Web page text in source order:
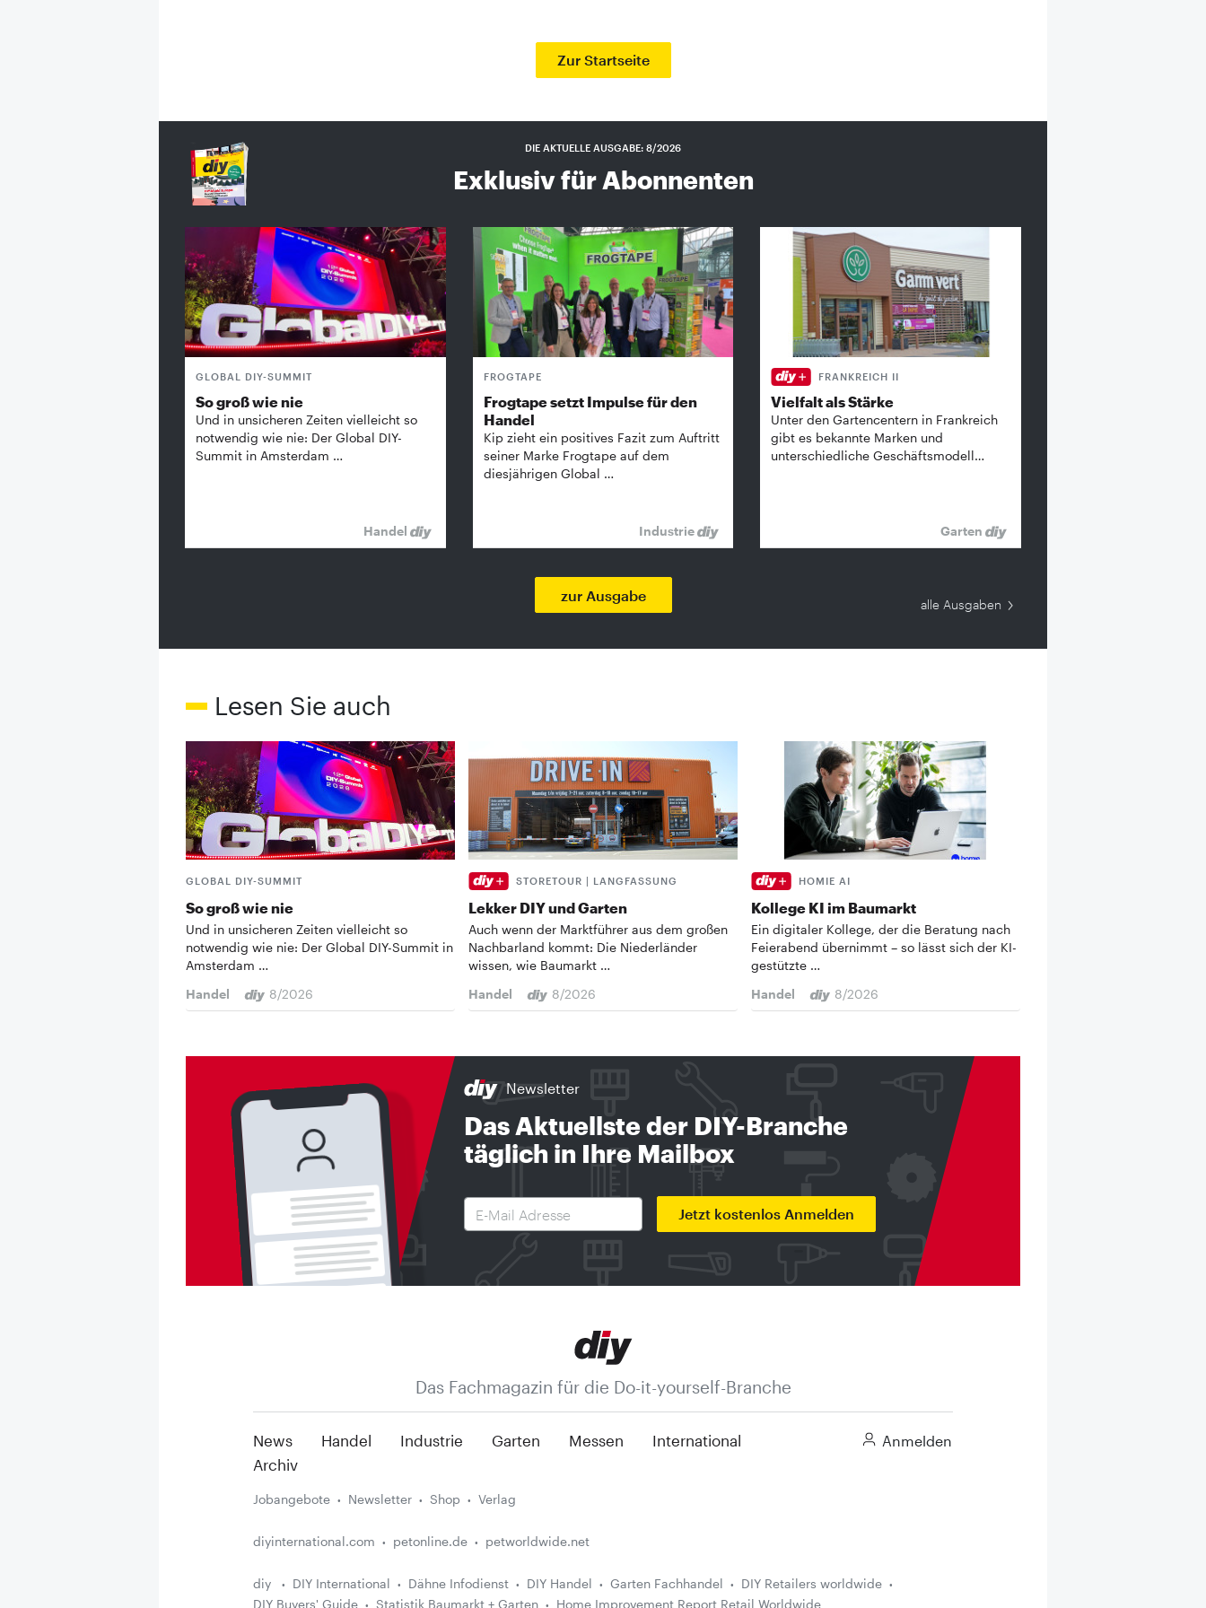
Zur Startseite
DIE AKTUELLE AUSGABE: 8/2026
Exklusiv für Abonnenten
GLOBAL DIY-SUMMIT
So groß wie nie
Und in unsicheren Zeiten vielleicht so
notwendig wie nie: Der Global DIY-
Summit in Amsterdam …
Handel
FROGTAPE
Frogtape setzt Impulse für den
Handel
Kip zieht ein positives Fazit zum Auftritt
seiner Marke Frogtape auf dem
diesjährigen Global …
Industrie
FRANKREICH II
Vielfalt als Stärke
Unter den Gartencentern in Frankreich
gibt es bekannte ­Marken und
unterschiedliche Geschäftsmodell…
Garten
zur Ausgabe
alle Ausgaben
Lesen Sie auch
GLOBAL DIY-SUMMIT
So groß wie nie
Und in unsicheren Zeiten vielleicht so
notwendig wie nie: Der Global DIY-Summit in
Amsterdam …
Handel
8/2026
STORETOUR | LANGFASSUNG
Lekker DIY und Garten
Auch wenn der Marktführer aus dem großen
Nachbarland kommt: Die Niederländer
wissen, wie Baumarkt …
Handel
8/2026
HOMIE AI
Kollege KI im Baumarkt
Ein digitaler Kollege, der die Beratung nach
Feierabend übernimmt – so lässt sich der KI-
gestützte …
Handel
8/2026
Newsletter
Das Aktuellste der DIY-Branche
täglich in Ihre Mailbox
Jetzt kostenlos Anmelden
Das Fachmagazin für die Do-it-yourself-Branche
News Handel Industrie Garten Messen
International
Archiv
Anmelden
Jobangebote Newsletter Shop Verlag
diyinternational.com petonline.de petworldwide.net
diy DIY International Dähne Infodienst DIY Handel Garten Fachhandel
DIY Retailers worldwide
DIY Buyers' Guide
Statistik Baumarkt + Garten Home Improvement Report Retail Worldwide